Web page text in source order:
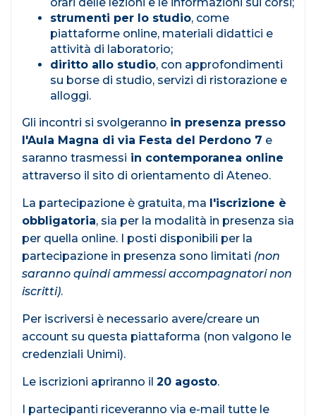
strumenti per lo studio, come
piattaforme online, materiali didattici e
attività di laboratorio;
diritto allo studio, con approfondimenti
su borse di studio, servizi di ristorazione e
alloggi.
Gli incontri si svolgeranno in presenza presso
l'Aula Magna di via Festa del Perdono 7 e
saranno trasmessi in contemporanea online
attraverso il sito di orientamento di Ateneo.
La partecipazione è gratuita, ma l'iscrizione è
obbligatoria, sia per la modalità in presenza sia
per quella online. I posti disponibili per la
partecipazione in presenza sono limitati (non
saranno quindi ammessi accompagnatori non
iscritti).
Per iscriversi è necessario avere/creare un
account su questa piattaforma (non valgono le
credenziali Unimi).
Le iscrizioni apriranno il 20 agosto.
I partecipanti riceveranno via e-mail tutte le